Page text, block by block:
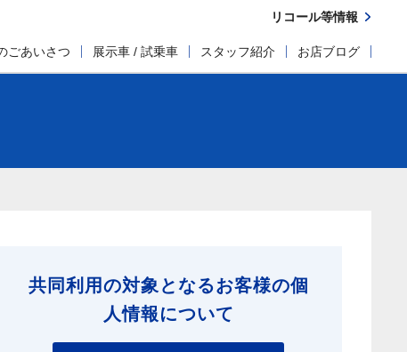
ごあいさつ 展示車 / 試乗車 スタッフ紹介 お店ブログ
リコール等情報
共同利用の対象となるお客様の個
人情報について